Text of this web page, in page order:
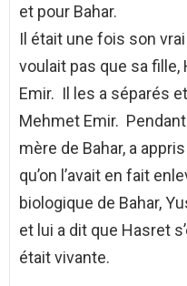
et pour Bahar.
Il était une fois son
voulait pas que sa
Emir. Il les a séparés
Mehmet Emir.
mère de Bahar, a
qu’on l’avait en fait
biologique de Bahar,
et lui a dit que Hasret
était vivante.